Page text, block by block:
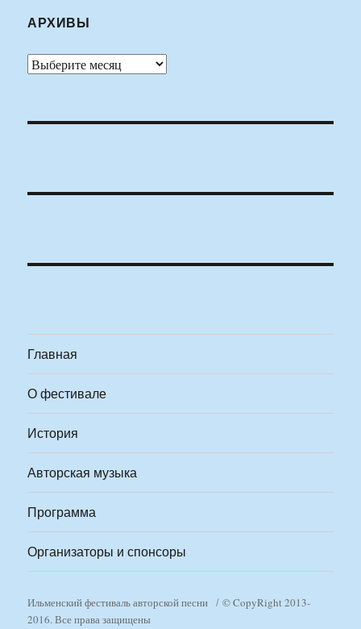
АРХИВЫ
Архивы
Главная
О фестивале
История
Авторская музыка
Программа
Организаторы и спонсоры
Ильменский фестиваль авторской песни
© CopyRight 2013-
2016. Все права защищены